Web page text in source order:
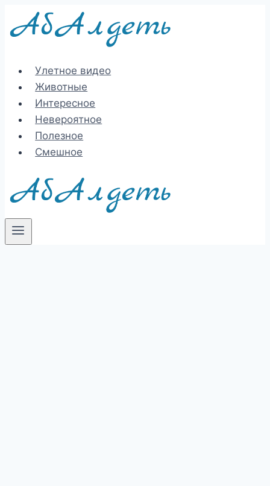
Перейти
Улетное видео
Животные
Интересное
Невероятное
Полезное
Смешное